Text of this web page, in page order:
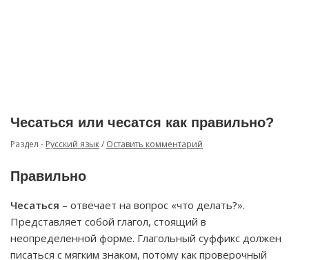
Чесаться или чесатся как правильно?
Раздел - Русский язык/ Оставить комментарий
Правильно
Чесаться – отвечает на вопрос «что делать?».
Представляет собой глагол, стоящий в
неопределенной форме. Глагольный суффикс должен
писаться с мягким знаком, потому как проверочный